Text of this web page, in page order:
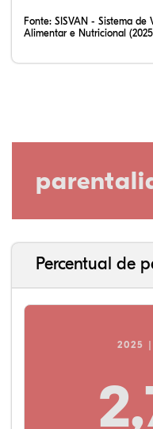
Fonte: SISVAN - Sistema de
Alimentar e Nutricional
Percentual de
2025 |